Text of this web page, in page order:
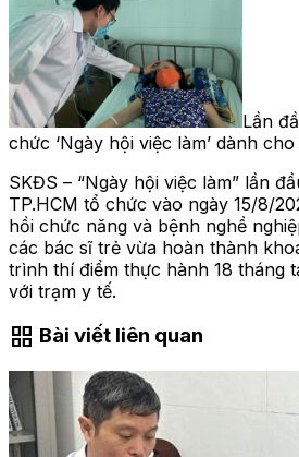
Lần
chức ‘Ngày hội việc làm’ dành
SKĐS – “Ngày hội việc làm” lần
TP.HCM tổ chức vào ngày 15/8/
hồi chức năng và bệnh nghề
các bác sĩ trẻ vừa hoàn thành
trình thí điểm thực hành 18 tháng
với trạm y tế.
grid_view Bài viết liên quan